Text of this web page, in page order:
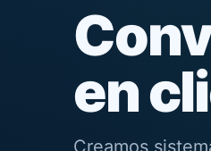
en
Creamos